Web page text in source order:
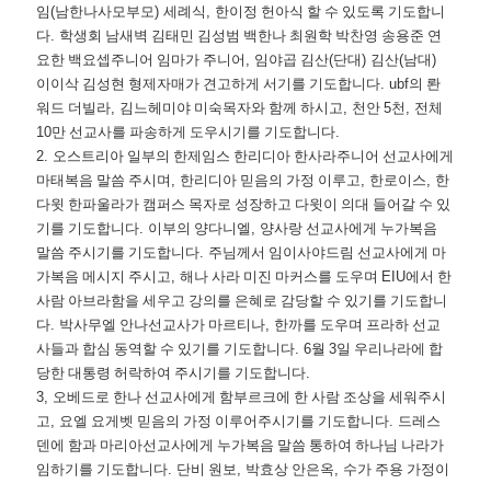
임(남한나사모부모)세례식 , 한이정 헌아식 할 수 있도록 기도합니
다. 학생회 남새벽 김태민 김성범 백한나 최원학 박찬영 송용준 연
요한 백요셉주니어 임마가 주니어 , 임야곱 김산(단대) 김산(남대)
이이삭 김성현 형제자매가 견고하게 서기를 기도합니다. ubf의 롼
워드 더빌라, 김느헤미야 미숙목자와 함께 하시고, 천안5천 , 전체
10만 선교사를 파송하게 도우시기를 기도합니다.
2. 오스트리아 일부의 한제임스 한리디아 한사라주니어 선교사에게
마태복음 말씀 주시며 , 한리디아 믿음의 가정 이루고, 한로이스, 한
다윗 한파울라가 캠퍼스 목자로 성장하고 다윗이 의대 들어갈 수 있
기를 기도합니다. 이부의 양다니엘 , 양사랑 선교사에게 누가복음
말씀 주시기를 기도합니다. 주님께서 임이사야드림 선교사에게 마
가복음 메시지 주시고,해나 사라 미진 마커스를 도우며 EIU에서 한
사람 아브라함을 세우고 강의를 은혜로 감당할 수 있기를 기도합니
다. 박사무엘 안나선교사가 마르티나, 한까를 도우며 프라하 선교
사들과 합심 동역할 수 있기를 기도합니다. 6월3일 우리나라에 합
당한 대통령 허락하여 주시기를 기도합니다.
3, 오베드로 한나 선교사에게 함부르크에 한 사람 조상을 세워주시
고, 요엘 요게벳 믿음의 가정 이루어주시기를 기도합니다. 드레스
덴에 함과 마리아선교사에게 누가복음 말씀 통하여 하나님 나라가
임하기를 기도합니다. 단비 원보, 박효상 안은옥, 수가 주용 가정이